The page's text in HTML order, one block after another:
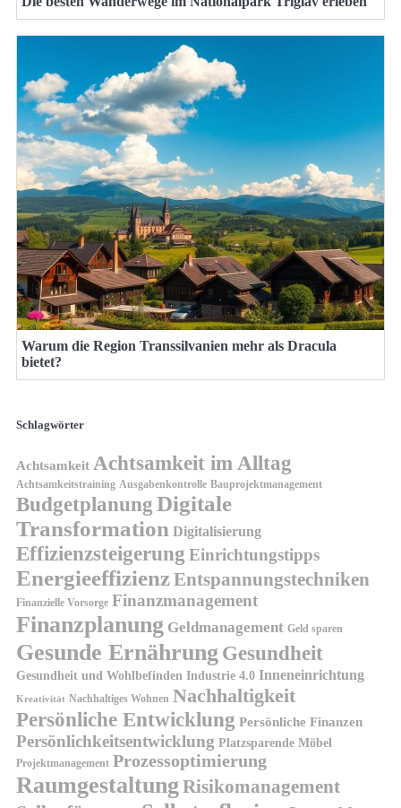
Warum die Region Transsilvanien mehr als Dracula
bietet?
Schlagwörter
Achtsamkeit Achtsamkeit im Alltag
Achtsamkeitstraining Ausgabenkontrolle Bauprojektmanagement
BudgetplanungDigitale
Transformation Digitalisierung
Effizienzsteigerung Einrichtungstipps
EnergieeffizienzEntspannungstechniken
Finanzielle Vorsorge Finanzmanagement
Finanzplanung Geldmanagement Geld sparen
Gesunde Ernährung Gesundheit
Gesundheit und Wohlbefinden Industrie 4.0 Inneneinrichtung
Kreativität Nachhaltiges Wohnen Nachhaltigkeit
Persönliche Entwicklung Persönliche Finanzen
Persönlichkeitsentwicklung Platzsparende Möbel
Projektmanagement Prozessoptimierung
Raumgestaltung Risikomanagement